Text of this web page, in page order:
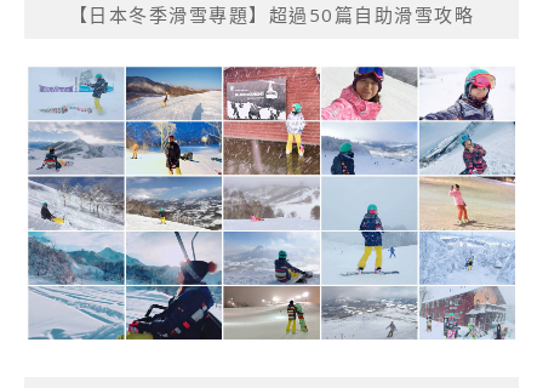
【日本冬季滑雪專題】超過50篇自助滑雪攻略